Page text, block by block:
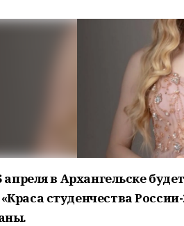
апреля в Архангельске
студенчества